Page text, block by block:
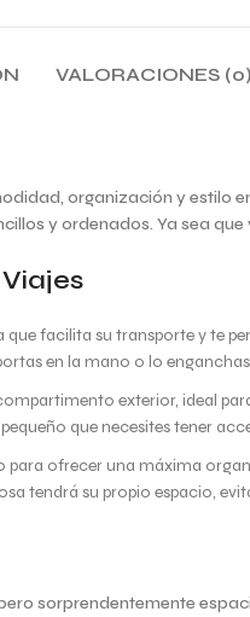
VALORACIONES (0)
organización y estilo
y ordenados. Ya sea
facilita su transporte y te
en la mano o lo
exterior, ideal
que necesites tener
para ofrecer una máxima
tendrá su propio espacio,
sorprendentemente